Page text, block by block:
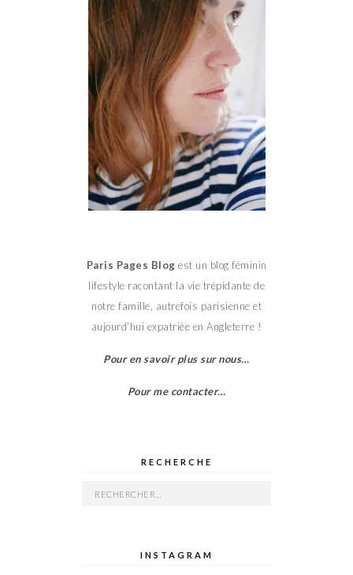
Paris Pages Blog est un blog féminin
lifestyle racontant la vie trépidante de
notre famille, autrefois parisienne et
aujourd’hui expatriée en Angleterre !
Pour en savoir plus sur nous…
Pour me contacter…
RECHERCHE
Rechercher :
INSTAGRAM